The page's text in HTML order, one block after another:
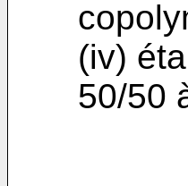
(iv)
50/50